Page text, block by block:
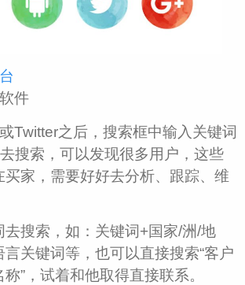
件
Twitter之后，搜索框中输入关键词
搜索，可以发现很多用户，这些
买家，需要好好去分析、跟踪、维
去搜索，如：关键词+国家/洲/地
言关键词等，也可以直接搜索“客户
”，试着和他取得直接联系。